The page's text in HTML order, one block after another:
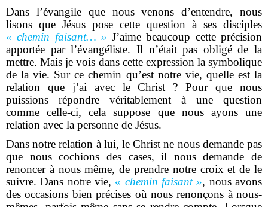
Dans l’évangile que nous venons d’entendre, nous
lisons que Jésus pose cette question à ses disciples
« chemin faisant… » J’aime beaucoup cette précision
apportée par l’évangéliste. Il n’était pas obligé de la
mettre. Mais je vois dans cette expression la symbolique
de la vie. Sur ce chemin qu’est notre vie, quelle est la
relation que j’ai avec le Christ ? Pour que nous
puissions répondre véritablement à une question
comme celle-ci, cela suppose que nous ayons une
relation avec la personne de Jésus.
Dans notre relation à lui, le Christ ne nous demande pas
que nous cochions des cases, il nous demande de
renoncer à nous même, de prendre notre croix et de le
suivre. Dans notre vie, « chemin faisant », nous avons
des occasions bien précises où nous renonçons à nous-